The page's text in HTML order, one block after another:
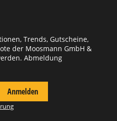
Trends, Gutscheine,
der Moosmann GmbH &
Abmeldung
Anmelden